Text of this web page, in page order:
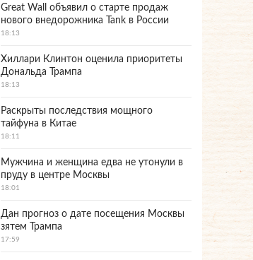
Great Wall объявил о старте продаж
нового внедорожника Tank в России
18:13
Хиллари Клинтон оценила приоритеты
Дональда Трампа
18:13
Раскрыты последствия мощного
тайфуна в Китае
18:11
Мужчина и женщина едва не утонули в
пруду в центре Москвы
18:01
Дан прогноз о дате посещения Москвы
зятем Трампа
17:59